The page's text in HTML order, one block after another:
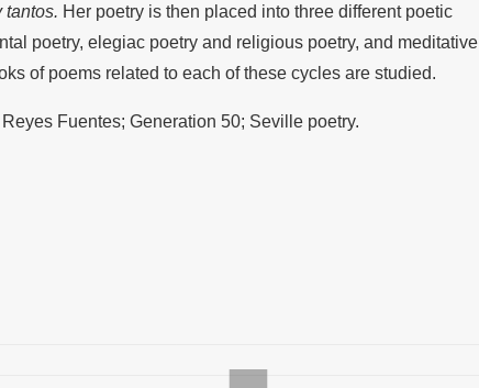
tantos. Her poetry is then placed into three different poetic
poetry, elegiac poetry and religious poetry, and meditative
of poems related to each of these cycles are studied.
Fuentes; Generation 50; Seville poetry.